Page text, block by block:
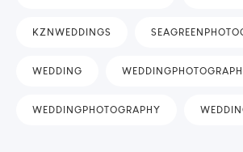
KZNWEDDINGS
WEDDING
WEDDINGPHOTOGRAPHY